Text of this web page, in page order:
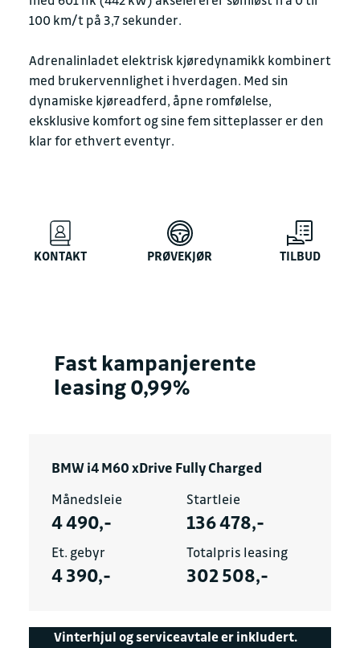
100 km/t på 3,7 sekunder.
Adrenalinladet elektrisk kjøredynamikk kombinert
med brukervennlighet i hverdagen. Med sin
dynamiske kjøreadferd, åpne romfølelse,
eksklusive komfort og sine fem sitteplasser er den
klar for ethvert eventyr.
KONTAKT PRØVEKJØR TILBUD
Fast kampanjerente
leasing 0,99%
BMW i4 M60 xDrive Fully Charged
Månedsleie
4 490,-
Startleie
136 478,-
Et. gebyr
4 390,-
Totalpris leasing
302 508,-
Vinterhjul og serviceavtale er inkludert.